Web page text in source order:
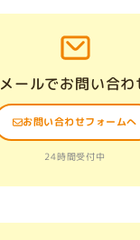
メールでお問い合わ
お問い合わせフォームへ
24時間受付中